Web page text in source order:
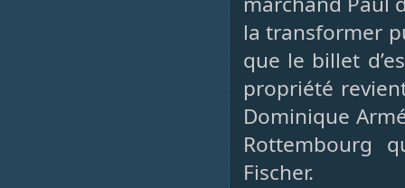
la transformer
que le billet
propriété
Dominique
Rottembourg
Fischer.